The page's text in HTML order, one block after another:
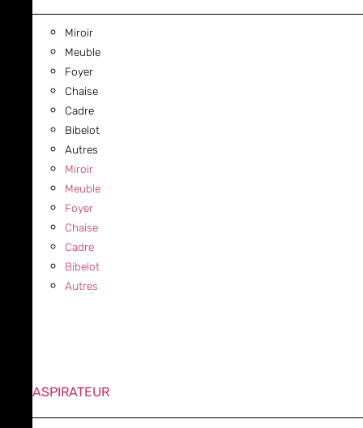
Miroir
Meuble
Foyer
Chaise
Cadre
Bibelot
Autres
Miroir
Meuble
Foyer
Chaise
Cadre
Bibelot
Autres
ASPIRATEUR